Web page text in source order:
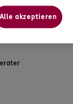
Alle akzeptieren